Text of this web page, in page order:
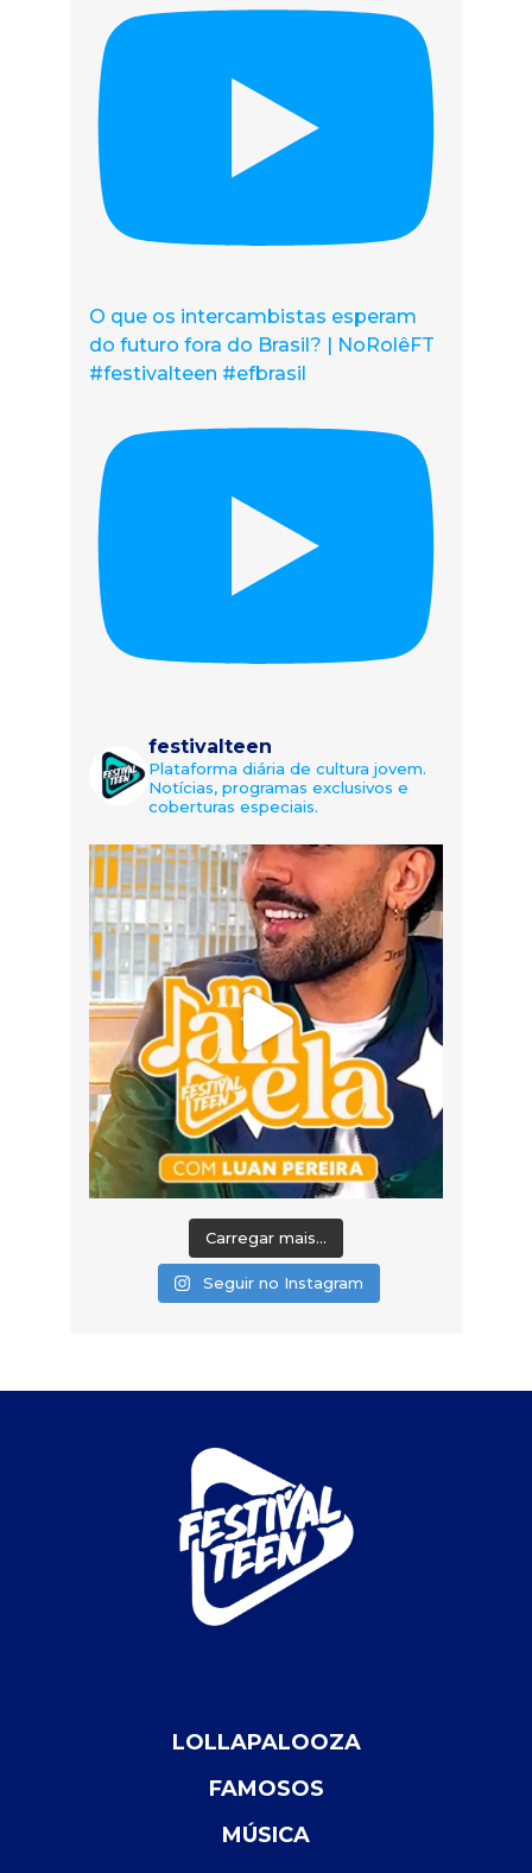
O que os intercambistas esperam
do futuro fora do Brasil? | NoRolêFT
#festivalteen #efbrasil
festivalteen
Plataforma diária de cultura jovem.
Notícias, programas exclusivos e
coberturas especiais.
Carregar mais...
Seguir no Instagram
LOLLAPALOOZA
FAMOSOS
MÚSICA